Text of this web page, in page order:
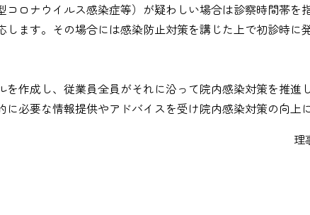
ロナウイルス感染症等）が疑わしい場合は診察時間帯を
ます。その場合には感染防止対策を講じた上で初診時に
作成し、従業員全員がそれに沿って院内感染対策を推進
必要な情報提供やアドバイスを受け院内感染対策の向上
理